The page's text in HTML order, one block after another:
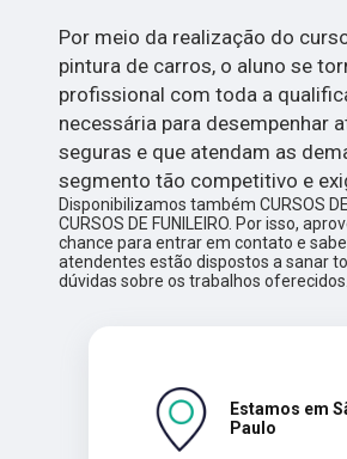
Por meio da realização do
pintura de carros, o aluno se
profissional com toda a
necessária para desempenhar
seguras e que atendam as
segmento tão competitivo e
Disponibilizamos também CURSOS
CURSOS DE FUNILEIRO. Por isso,
chance para entrar em contato e
atendentes estão dispostos a sanar
dúvidas sobre os trabalhos
Estamos em
Paulo